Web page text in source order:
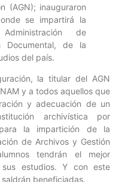
(AGN); inauguraron
se impartirá la
de
Documental, de la
del país.
la titular del AGN
y a todos aquellos que
y adecuación de un
archivística por
la impartición de la
de Archivos y Gestión
tendrán el mejor
estudios. Y con este
beneficiadas.